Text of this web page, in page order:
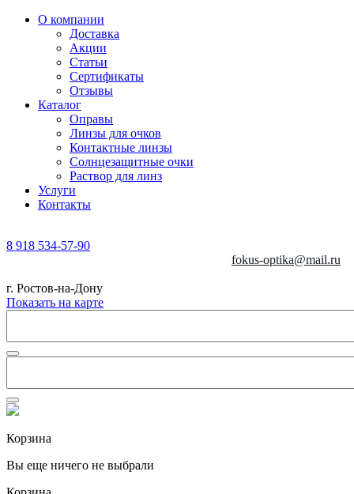
О компании
Доставка
Акции
Статьи
Сертификаты
Отзывы
Каталог
Оправы
Линзы для очков
Контактные линзы
Солнцезащитные очки
Раствор для линз
Услуги
Контакты
8 918 534-57-90
fokus-optika@mail.ru
г. Ростов-на-Дону
Показать на карте
Корзина
Вы еще ничего не выбрали